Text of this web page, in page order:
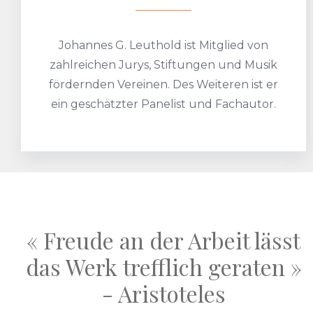
Johannes G. Leuthold ist Mitglied von
zahlreichen Jurys, Stiftungen und Musik
fördernden Vereinen. Des Weiteren ist er
ein geschätzter Panelist und Fachautor.
« Freude an der Arbeit lässt
das Werk trefflich geraten »
- Aristoteles